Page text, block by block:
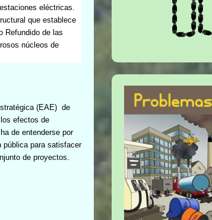
eléctricas.
que establece
Refundido de las
núcleos de
(EAE) de
efectos de
de entenderse por
pública para satisfacer
de proyectos.